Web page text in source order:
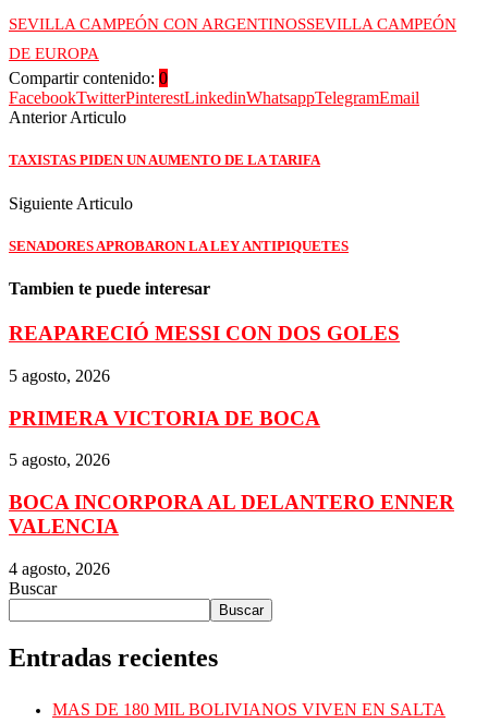
SEVILLA CAMPEÓN CON ARGENTINOSSEVILLA CAMPEÓN
DE EUROPA
Compartir contenido: 0
FacebookTwitterPinterestLinkedinWhatsappTelegramEmail
Anterior Articulo
TAXISTAS PIDEN UN AUMENTO DE LA TARIFA
Siguiente Articulo
SENADORES APROBARON LA LEY ANTIPIQUETES
Tambien te puede interesar
REAPARECIÓ MESSI CON DOS GOLES
5 agosto, 2026
PRIMERA VICTORIA DE BOCA
5 agosto, 2026
BOCA INCORPORA AL DELANTERO ENNER
VALENCIA
4 agosto, 2026
Buscar
Buscar
Entradas recientes
MAS DE 180 MIL BOLIVIANOS VIVEN EN SALTA